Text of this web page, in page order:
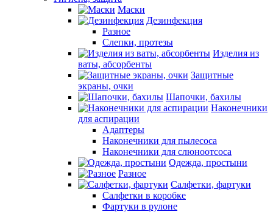
Маски
Дезинфекция
Разное
Слепки, протезы
Изделия из
ваты, абсорбенты
Защитные
экраны, очки
Шапочки, бахилы
Наконечники
для аспирации
Адаптеры
Наконечники для пылесоса
Наконечники для слюноотсоса
Одежда, простыни
Разное
Салфетки, фартуки
Салфетки в коробке
Фартуки в рулоне